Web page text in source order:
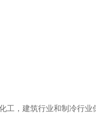
，建筑行业和制冷行业